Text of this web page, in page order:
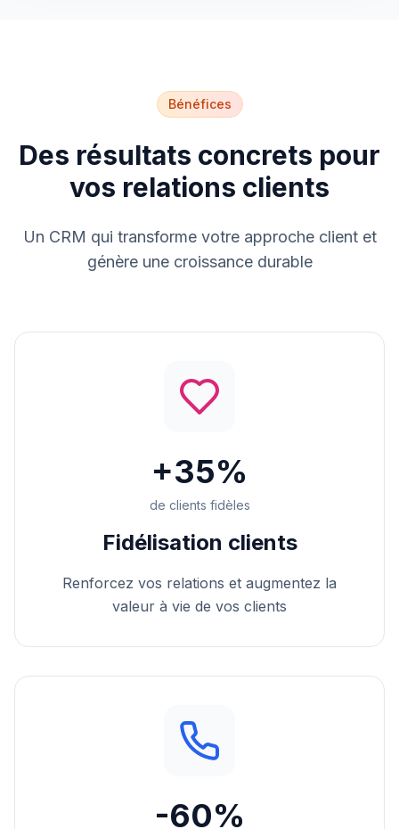
Bénéfices
Des résultats concrets pour
vos relations clients
Un CRM qui transforme votre approche client et
génère une croissance durable
+35%
de clients fidèles
Fidélisation clients
Renforcez vos relations et augmentez la
valeur à vie de vos clients
-60%